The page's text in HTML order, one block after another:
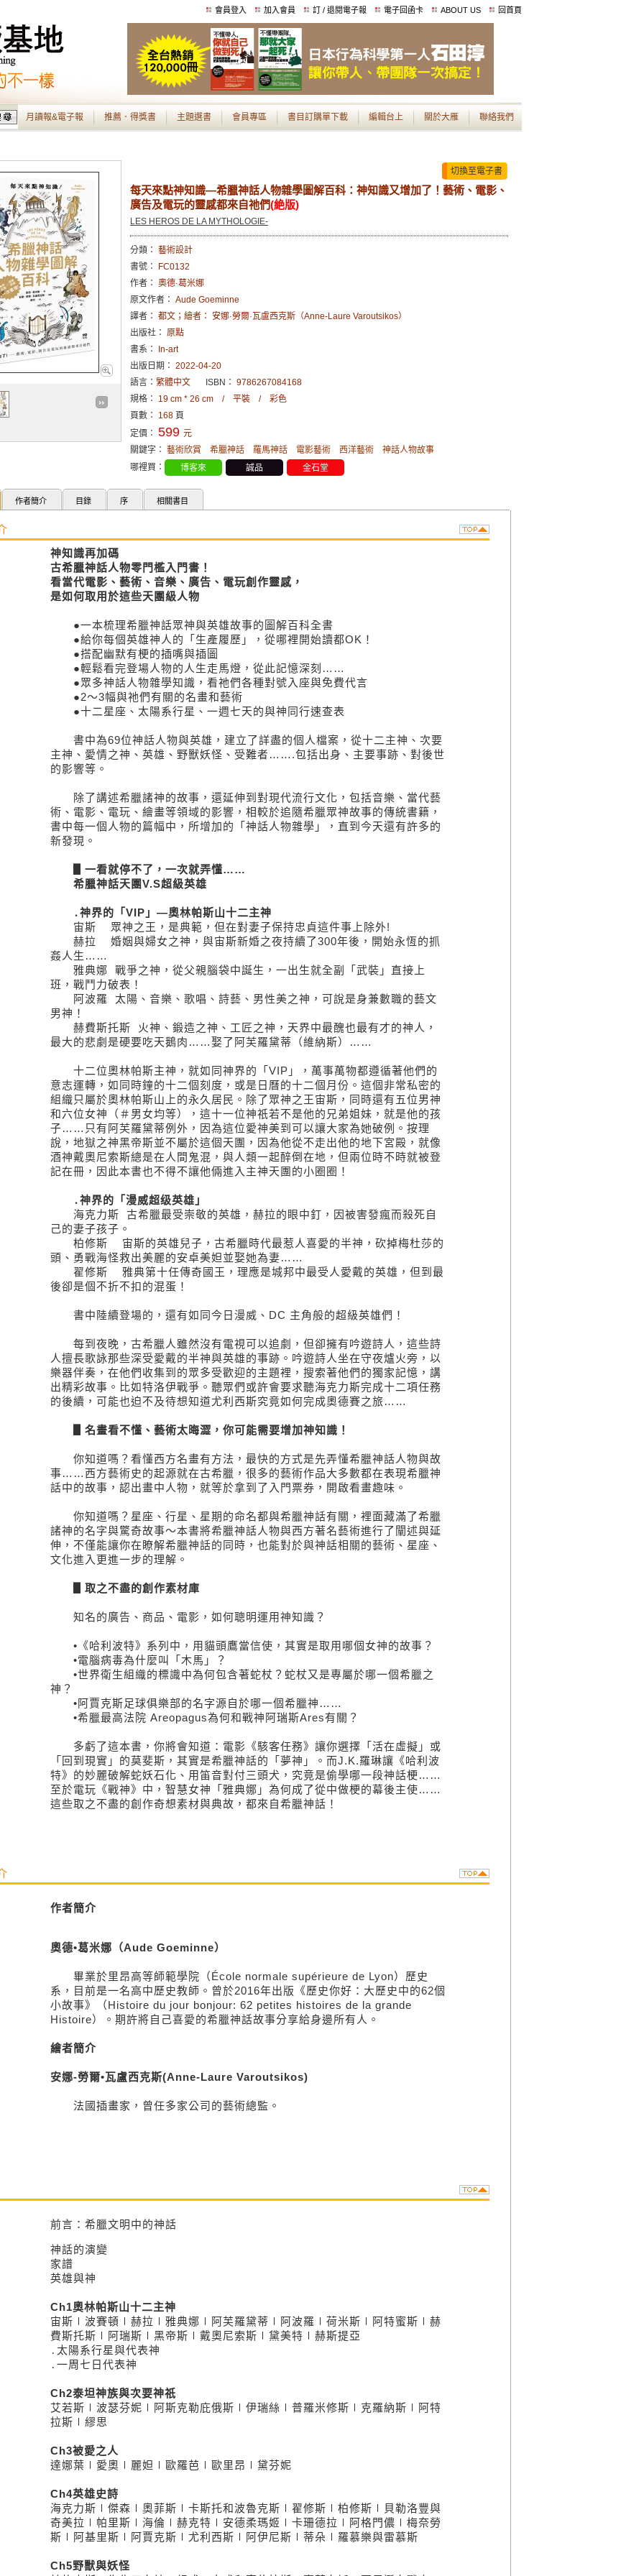
會員登入 加入會員 訂 / 退閱電子報 電子回函卡 ABOUT US 回首頁
月讀報&電子報 推薦．得獎書 主題選書 會員專區 書目訂購單下載 編輯台上 關於大雁 聯絡我們
切換至電子書
每天來點神知識—希臘神話人物雜學圖解百科：神知識又增加了！藝術、電影、
廣告及電玩的靈感都來自祂們(絶版)
LES HEROS DE LA MYTHOLOGIE-
分類： 藝術設計
書號：
FC0132
作者： 奧德·葛米娜
原文作者： Aude Goeminne
譯者： 都文；繪者： 安娜·勞爾·瓦盧西克斯（Anne-Laure Varoutsikos）
出版社： 原點
書系：
In-art
出版日期： 2022-04-20
語言： 繁體中文 ISBN： 9786267084168
規格： 19 cm * 26 cm / 平裝 / 彩色
頁數： 168 頁
定價： 599 元
關鍵字： 藝術欣賞 希臘神話 羅馬神話 電影藝術 西洋藝術
神話人物故事
哪裡買：
博客來 誠品 金石堂
作者簡介 目錄 序 相關書目
神知識再加碼
古希臘神話人物零門檻入門書！
看當代電影、藝術、音樂、廣告、電玩創作靈感，
是如何取用於這些天團級人物
●一本梳理希臘神話眾神與英雄故事的圖解百科全書
●給你每個英雄神人的「生產履歷」，從哪裡開始讀都OK！
●搭配幽默有梗的插嘴與插圖
●輕鬆看完登場人物的人生走馬燈，從此記憶深刻……
●眾多神話人物雜學知識，看祂們各種對號入座與免費代言
●2～3幅與祂們有關的名畫和藝術
●十二星座、太陽系行星、一週七天的與神同行速查表
書中為69位神話人物與英雄，建立了詳盡的個人檔案，從十二主神、次要
主神、愛情之神、英雄、野獸妖怪、受難者…….包括出身、主要事跡、對後世
的影響等。
除了講述希臘諸神的故事，還延伸到對現代流行文化，包括音樂、當代藝
術、電影、電玩、繪畫等領域的影響，相較於追隨希臘眾神故事的傳統書籍，
書中每一個人物的篇幅中，所增加的「神話人物雜學」，直到今天還有許多的
新發現。
▋一看就停不了，一次就弄懂……
希臘神話天團V.S超級英雄
․神界的「VIP」—奧林帕斯山十二主神
宙斯 眾神之王，是典範，但在對妻子保持忠貞這件事上除外!
赫拉 婚姻與婦女之神，與宙斯新婚之夜持續了300年後，開始永恆的抓
姦人生……
雅典娜 戰爭之神，從父親腦袋中誕生，一出生就全副「武裝」直接上
班，戰鬥力破表！
阿波羅 太陽、音樂、歌唱、詩藝、男性美之神，可說是身兼數職的藝文
男神！
赫費斯托斯 火神、鍛造之神、工匠之神，天界中最醜也最有才的神人，
最大的悲劇是硬要吃天鵝肉……娶了阿芙羅黛蒂（維納斯）……
十二位奧林帕斯主神，就如同神界的「VIP」，萬事萬物都遵循著他們的
意志運轉，如同時鐘的十二個刻度，或是日曆的十二個月份。這個非常私密的
組織只屬於奧林帕斯山上的永久居民。除了眾神之王宙斯，同時還有五位男神
和六位女神（＃男女均等），這十一位神祇若不是他的兄弟姐妹，就是他的孩
子……只有阿芙羅黛蒂例外，因為這位愛神美到可以讓大家為她破例。按理
說，地獄之神黑帝斯並不屬於這個天團，因為他從不走出他的地下宮殿，就像
酒神戴奧尼索斯總是在人間鬼混，與人類一起醉倒在地，但兩位時不時就被登
記在冊，因此本書也不得不讓他倆進入主神天團的小圈圈！
․神界的「漫威超级英雄」
海克力斯 古希臘最受崇敬的英雄，赫拉的眼中釘，因被害發瘋而殺死自
己的妻子孩子。
柏修斯 宙斯的英雄兒子，古希臘時代最惹人喜愛的半神，砍掉梅杜莎的
頭、勇戰海怪救出美麗的安卓美妲並娶她為妻……
翟修斯 雅典第十任傳奇國王，理應是城邦中最受人愛戴的英雄，但到最
後卻是個不折不扣的混蛋！
書中陸續登場的，還有如同今日漫威、DC 主角般的超級英雄們！
每到夜晚，古希臘人雖然沒有電視可以追劇，但卻擁有吟遊詩人，這些詩
人擅長歌詠那些深受愛戴的半神與英雄的事跡。吟遊詩人坐在守夜爐火旁，以
樂器伴奏，在他們收集到的眾多受歡迎的主題裡，搜索著他們的獨家記憶，講
出精彩故事。比如特洛伊戰爭。聽眾們或許會要求聽海克力斯完成十二項任務
的後續，可能也迫不及待想知道尤利西斯究竟如何完成奧德賽之旅……
▋名畫看不懂、藝術太晦澀，你可能需要增加神知識！
你知道嗎？看懂西方名畫有方法，最快的方式是先弄懂希臘神話人物與故
事……西方藝術史的起源就在古希臘，很多的藝術作品大多數都在表現希臘神
話中的故事，認出畫中人物，就等於拿到了入門票券，開啟看畫趣味。
你知道嗎？星座、行星、星期的命名都與希臘神話有關，裡面藏滿了希臘
諸神的名字與驚奇故事～本書將希臘神話人物與西方著名藝術進行了闡述與延
伸，不僅能讓你在瞭解希臘神話的同時，也能對於與神話相關的藝術、星座、
文化進入更進一步的理解。
▋取之不盡的創作素材庫
知名的廣告、商品、電影，如何聰明運用神知識？
•《哈利波特》系列中，用貓頭鷹當信使，其實是取用哪個女神的故事？
•電腦病毒為什麼叫「木馬」？
•世界衛生組織的標識中為何包含著蛇杖？蛇杖又是專屬於哪一個希臘之
神？
•阿賈克斯足球俱樂部的名字源自於哪一個希臘神……
•希臘最高法院 Areopagus為何和戰神阿瑞斯Ares有關？
多虧了這本書，你將會知道：電影《駭客任務》讓你選擇「活在虛擬」或
「回到現實」的莫斐斯，其實是希臘神話的「夢神」。而J.K.羅琳讓《哈利波
特》的妙麗破解蛇妖石化、用笛音對付三頭犬，究竟是偷學哪一段神話梗……
至於電玩《戰神》中，智慧女神「雅典娜」為何成了從中做梗的幕後主使……
這些取之不盡的創作奇想素材與典故，都來自希臘神話！
作者簡介
奧德•葛米娜（Aude Goeminne）
畢業於里昂高等師範學院（École normale supérieure de Lyon）歷史
系，目前是一名高中歷史教師。曾於2016年出版《歷史你好：大歷史中的62個
小故事》（Histoire du jour bonjour: 62 petites histoires de la grande
Histoire）。期許將自己喜愛的希臘神話故事分享給身邊所有人。
繪者簡介
安娜-勞爾•瓦盧西克斯(Anne-Laure Varoutsikos)
法國插畫家，曾任多家公司的藝術總監。
前言：希臘文明中的神話
神話的演變
家譜
英雄與神
Ch1奧林帕斯山十二主神
宙斯∣波賽頓∣赫拉∣雅典娜∣阿芙羅黛蒂∣阿波羅∣荷米斯∣阿特蜜斯∣赫
費斯托斯∣阿瑞斯∣黑帝斯∣戴奧尼索斯∣黛美特∣赫斯提亞
․太陽系行星與代表神
․一周七日代表神
Ch2泰坦神族與次要神祇
艾若斯∣波瑟芬妮∣阿斯克勒庇俄斯∣伊瑞絲∣普羅米修斯∣克羅納斯∣阿特
拉斯∣繆思
Ch3被愛之人
達娜葉∣愛奧∣麗妲∣歐羅芭∣歐里昂∣黛芬妮
Ch4英雄史詩
海克力斯∣傑森∣奧菲斯∣卡斯托和波魯克斯∣翟修斯∣柏修斯∣貝勒洛豐與
奇美拉∣帕里斯∣海倫∣赫克特∣安德柔瑪姬∣卡珊德拉∣阿格門儂∣梅奈勞
斯∣阿基里斯∣阿賈克斯∣尤利西斯∣阿伊尼斯∣蒂朵∣羅慕樂與雷慕斯
Ch5野獸與妖怪